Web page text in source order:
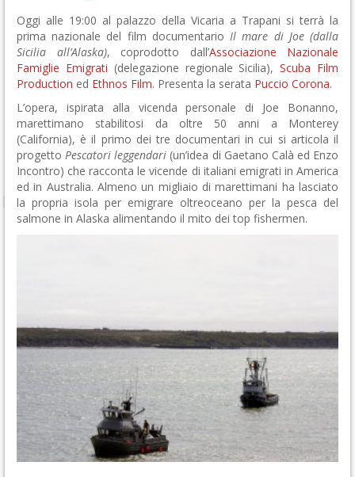
Oggi alle 19:00 al palazzo della Vicaria a Trapani si terrà la
prima nazionale del film documentarioIl mare di Joe (dalla
Sicilia all’Alaska), coprodotto dall’Associazione Nazionale
Famiglie Emigrati (delegazione regionale Sicilia),Scuba Film
Production ed Ethnos Film. Presenta la serata Puccio Corona.
L’opera, ispirata alla vicenda personale di Joe Bonanno,
marettimano stabilitosi da oltre 50 anni a Monterey
(California), è il primo dei tre documentari in cui si articola il
progettoPescatori leggendari (un’idea di Gaetano Calà ed Enzo
Incontro) che racconta le vicende di italiani emigrati in America
ed in Australia. Almeno un migliaio di marettimani ha lasciato
la propria isola per emigrare oltreoceano per la pesca del
salmone in Alaska alimentando il mito dei top fishermen.